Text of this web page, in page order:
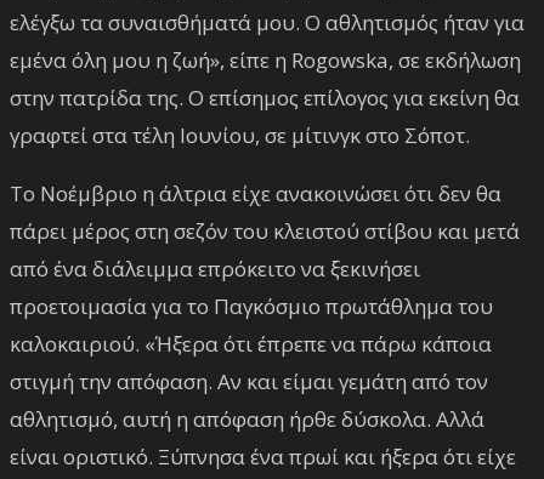
ελέγξω τα συναισθήματά μου. Ο αθλητισμός ήταν για
εμένα όλη μου η ζωή», είπε η Rogowska, σε εκδήλωση
στην πατρίδα της. Ο επίσημος επίλογος για εκείνη θα
γραφτεί στα τέλη Ιουνίου, σε μίτινγκ στο Σόποτ.
Το Νοέμβριο η άλτρια είχε ανακοινώσει ότι δεν θα
πάρει μέρος στη σεζόν του κλειστού στίβου και μετά
από ένα διάλειμμα επρόκειτο να ξεκινήσει
προετοιμασία για το Παγκόσμιο πρωτάθλημα του
καλοκαιριού. «Ήξερα ότι έπρεπε να πάρω κάποια
στιγμή την απόφαση. Αν και είμαι γεμάτη από τον
αθλητισμό, αυτή η απόφαση ήρθε δύσκολα. Αλλά
είναι οριστικό. Ξύπνησα ένα πρωί και ήξερα ότι είχε